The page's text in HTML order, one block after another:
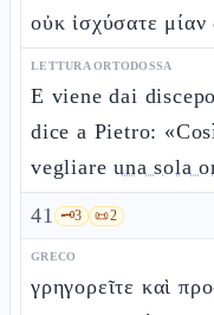
οὐκ ἰσχύσατε
LETTURA ORTODOSSA
E viene dai
dice a Pietro:
vegliareuna sola
41 🗝️3 📜2
GRECO
γρηγορεῖτε καὶ